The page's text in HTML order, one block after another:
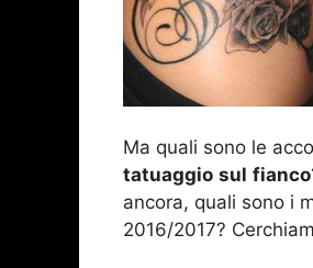
Ma quali sono le
tatuaggio sul fianco
ancora, quali sono i
2016/2017?